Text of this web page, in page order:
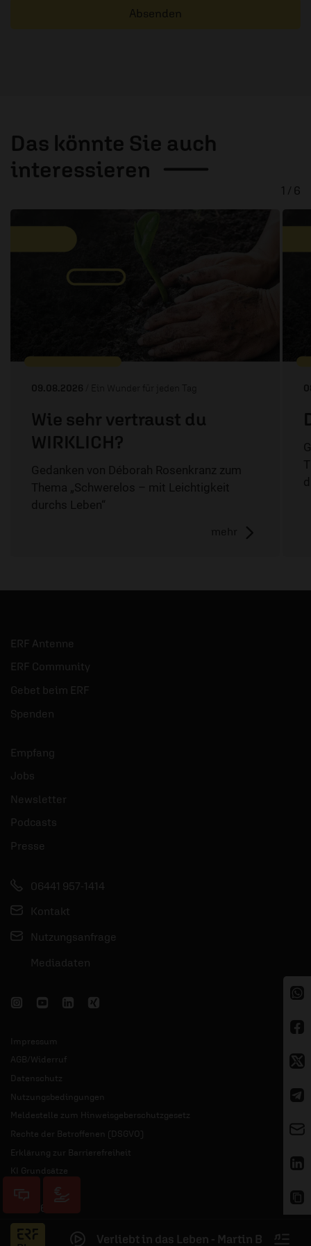
Absenden
Das könnte Sie auch
interessieren
09.08.2026 / Ein Wunder für jeden Tag
Wie sehr vertraust du
WIRKLICH?
Gedanken von Déborah Rosenkranz zum
Thema „Schwerelos – mit Leichtigkeit
durchs Leben“
mehr
1 / 6
ERF Antenne
ERF Community
Gebet beim ERF
Spenden
Empfang
Jobs
Newsletter
Podcasts
Presse
06441 957-1414
Kontakt
Nutzungsanfrage
Mediadaten
Impressum
AGB/Widerruf
Datenschutz
Nutzungsbedingungen
Meldestelle zum Hinweisgeberschutzgesetz
Rechte der Betroffenen (DSGVO)
Erklärung zur Barrierefreiheit
KI Grundsätze
© 2026 ERF
Verliebt in das Leben - Martin Buchholz